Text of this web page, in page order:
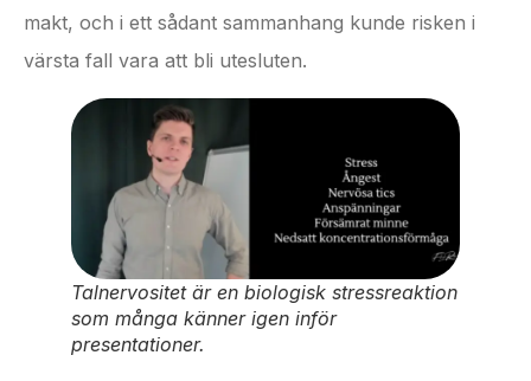
makt, och i ett sådant sammanhang kunde risken i
värsta fall vara att bli utesluten.
Talnervositet är en biologisk stressreaktion
som många känner igen inför
presentationer.